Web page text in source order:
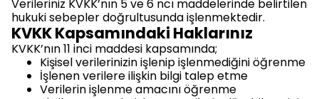
Verileriniz KVKK’nın 5 ve 6 ncı maddelerinde belirtilen
hukuki sebepler doğrultusunda işlenmektedir.
KVKK Kapsamındaki Haklarınız
KVKK’nın 11 inci maddesi kapsamında;
Kişisel verilerinizin işlenip işlenmediğini öğrenme
İşlenen verilere ilişkin bilgi talep etme
Verilerin işlenme amacını öğrenme